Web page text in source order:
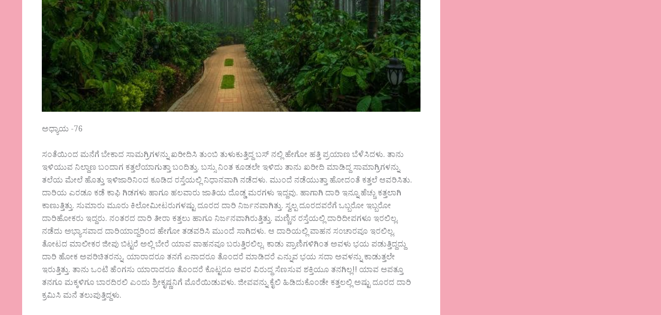
ಅಧ್ಯಾಯ -76
ಸಂತೆಯಿಂದ ಮನೆಗೆ ಬೇಕಾದ ಸಾಮಗ್ರಿಗಳನ್ನು ಖರೀದಿಸಿ ತುಂಬಿ ತುಳುಕುತ್ತಿದ್ದ ಬಸ್ ನಲ್ಲಿ ಹೇಗೋ ಹತ್ತಿ ಪ್ರಯಾಣ ಬೆಳೆಸಿದಳು. ತಾನು
ಇಳಿಯುವ ನಿಲ್ದಾಣ ಬಂದಾಗ ಕತ್ತಲೆಯಾಗುತ್ತಾ ಬಂದಿತ್ತು. ಬಸ್ಸು ನಿಂತ ಕೂಡಲೇ ಇಳಿದು ತಾನು ಖರೀದಿ ಮಾಡಿದ್ದ ಸಾಮಾಗ್ರಿಗಳನ್ನು
ತಲೆಯ ಮೇಲೆ ಹೊತ್ತು ಇಳಿಜಾರಿನಿಂದ ಕೂಡಿದ ರಸ್ತೆಯಲ್ಲಿ ನಿಧಾನವಾಗಿ ನಡೆದಳು. ಮುಂದೆ ನಡೆಯುತ್ತಾ ಹೋದಂತೆ ಕತ್ತಲೆ ಆವರಿಸಿತು.
ದಾರಿಯ ಎರಡೂ ಕಡೆ ಕಾಫಿ ಗಿಡಗಳು ಹಾಗೂ ಹಲವಾರು ಜಾತಿಯ ದೊಡ್ಡ ಮರಗಳು ಇದ್ದವು. ಹಾಗಾಗಿ ದಾರಿ ಇನ್ನೂ ಹೆಚ್ಚು ಕತ್ತಲಾಗಿ
ಕಾಣುತ್ತಿತ್ತು. ಸುಮಾರು ಮೂರು ಕಿಲೋಮೀಟರುಗಳಷ್ಟು ದೂರದ ದಾರಿ ನಿರ್ಜನವಾಗಿತ್ತು. ಸ್ವಲ್ಪ ದೂರದವರೆಗೆ ಒಬ್ಬರೋ ಇಬ್ಬರೋ
ದಾರಿಹೋಕರು ಇದ್ದರು. ನಂತರದ ದಾರಿ ತೀರಾ ಕತ್ತಲು ಹಾಗೂ ನಿರ್ಜನವಾಗಿರುತ್ತಿತ್ತು. ಮಣ್ಣಿನ ರಸ್ತೆಯಲ್ಲಿ ದಾರಿದೀಪಗಳೂ ಇರಲಿಲ್ಲ.
ನಡೆದು ಅಭ್ಯಾಸವಾದ ದಾರಿಯಾದ್ದರಿಂದ ಹೇಗೋ ತಡವರಿಸಿ ಮುಂದೆ ಸಾಗಿದಳು. ಆ ದಾರಿಯಲ್ಲಿ ವಾಹನ ಸಂಚಾರವೂ ಇರಲಿಲ್ಲ.
ತೋಟದ ಮಾಲೀಕರ ಜೀಪು ಬಿಟ್ಟರೆ ಅಲ್ಲಿ ಬೇರೆ ಯಾವ ವಾಹನವೂ ಬರುತ್ತಿರಲಿಲ್ಲ. ಕಾಡು ಪ್ರಾಣಿಗಳಿಗಿಂತ ಅವಳು ಭಯ ಪಡುತ್ತಿದ್ದದ್ದು
ದಾರಿ ಹೋಕ ಅಪರಿಚಿತರನ್ನು. ಯಾರಾದರೂ ತನಗೆ ಏನಾದರೂ ತೊಂದರೆ ಮಾಡಿದರೆ ಎನ್ನುವ ಭಯ ಸದಾ ಅವಳನ್ನು ಕಾಡುತ್ತಲೇ
ಇರುತ್ತಿತ್ತು. ತಾನು ಒಂಟಿ ಹೆಂಗಸು ಯಾರಾದರೂ ತೊಂದರೆ ಕೊಟ್ಟರೂ ಅವರ ವಿರುದ್ಧ ಸೆಣಸುವ ಶಕ್ತಿಯೂ ತನಗಿಲ್ಲ!! ಯಾವ ಆಪತ್ತೂ
ತನಗೂ ಮಕ್ಕಳಿಗೂ ಬಾರದಿರಲಿ ಎಂದು ಶ್ರೀಕೃಷ್ಣನಿಗೆ ಮೊರೆಯಿಡುವಳು. ಜೀವವನ್ನು ಕೈಲಿ ಹಿಡಿದುಕೊಂಡೇ ಕತ್ತಲಲ್ಲಿ ಅಷ್ಟು ದೂರದ ದಾರಿ
ಕ್ರಮಿಸಿ ಮನೆ ತಲುಪುತ್ತಿದ್ದಳು.